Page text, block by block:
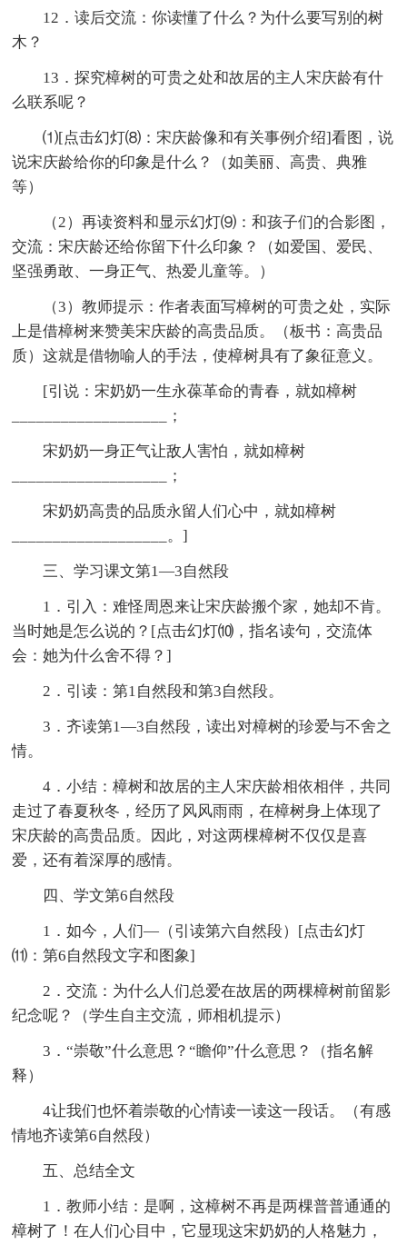
12．读后交流：你读懂了什么？为什么要写别的树
木？
13．探究樟树的可贵之处和故居的主人宋庆龄有什
么联系呢？
⑴[点击幻灯⑻：宋庆龄像和有关事例介绍]看图，说
说宋庆龄给你的印象是什么？（如美丽、高贵、典雅
等）
（2）再读资料和显示幻灯⑼：和孩子们的合影图，
交流：宋庆龄还给你留下什么印象？（如爱国、爱民、
坚强勇敢、一身正气、热爱儿童等。）
（3）教师提示：作者表面写樟树的可贵之处，实际
上是借樟树来赞美宋庆龄的高贵品质。（板书：高贵品
质）这就是借物喻人的手法，使樟树具有了象征意义。
[引说：宋奶奶一生永葆革命的青春，就如樟树
___________________；
宋奶奶一身正气让敌人害怕，就如樟树
___________________；
宋奶奶高贵的品质永留人们心中，就如樟树
___________________。]
三、学习课文第1—3自然段
1．引入：难怪周恩来让宋庆龄搬个家，她却不肯。
当时她是怎么说的？[点击幻灯⑽，指名读句，交流体
会：她为什么舍不得？]
2．引读：第1自然段和第3自然段。
3．齐读第1—3自然段，读出对樟树的珍爱与不舍之
情。
4．小结：樟树和故居的主人宋庆龄相依相伴，共同
走过了春夏秋冬，经历了风风雨雨，在樟树身上体现了
宋庆龄的高贵品质。因此，对这两棵樟树不仅仅是喜
爱，还有着深厚的感情。
四、学文第6自然段
1．如今，人们—（引读第六自然段）[点击幻灯
⑾：第6自然段文字和图象]
2．交流：为什么人们总爱在故居的两棵樟树前留影
纪念呢？（学生自主交流，师相机提示）
3．“崇敬”什么意思？“瞻仰”什么意思？（指名解
释）
4让我们也怀着崇敬的心情读一读这一段话。（有感
情地齐读第6自然段）
五、总结全文
1．教师小结：是啊，这樟树不再是两棵普普通通的
樟树了！在人们心目中，它显现这宋奶奶的人格魅力，